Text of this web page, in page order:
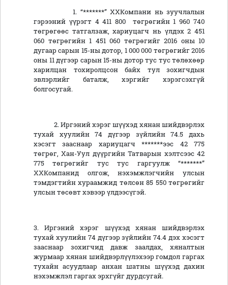
1. “*******” ХХКомпани нь зуучлалын
гэрээний үүрэгт 4 411 800 төгрөгийн 1 960 740
төгрөгөөс татгалзаж, хариуцагч нь үлдэх 2 451
060 төгрөгийн 1 451 060 төгрөгийг 2016 оны 10
дугаар сарын 15-ны дотор, 1 000 000 төгрөгийг 2016
оны 11 дүгээр сарын 15-ны дотор тус тус төлөхөөр
харилцан тохиролцсон байх тул зохигчдын
эвлэрлийг баталж, хэргийг хэрэгсэхгүй
болгосугай.
2. Иргэний хэрэг шүүхэд хянан шийдвэрлэх
тухай хуулийн 74 дүгээр зүйлийн 74.5 дахь
хэсэгт зааснаар хариуцагч *******ээс 42 775
төгрөг, Хан-Уул дүүргийн Татварын хэлтсээс 42
775 төгрөгийг тус тус гаргуулж “*******”
ХХКомпанид олгож, нэхэмжлэгчийн улсын
тэмдэгтийн хураамжид төлсөн 85 550 төгрөгийг
улсын төсөвт хэвээр үлдээсүгэй.
3. Иргэний хэрэг шүүхэд хянан шийдвэрлэх
тухай хуулийн 74 дүгээр зүйлийн 74.4 дэх хэсэгт
зааснаар зохигчид давж заалдах, хяналтын
журмаар хянан шийдвэрлүүлэхээр гомдол гаргах
тухайн асуудлаар анхан шатны шүүхэд дахин
нэхэмжлэл гаргах эрхгүйг дурдсугай.